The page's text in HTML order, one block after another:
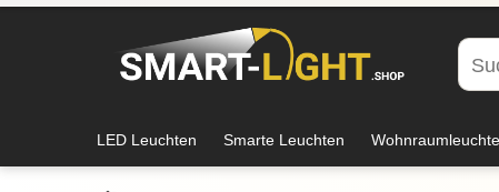
LED Leuchten Smarte Leuchten